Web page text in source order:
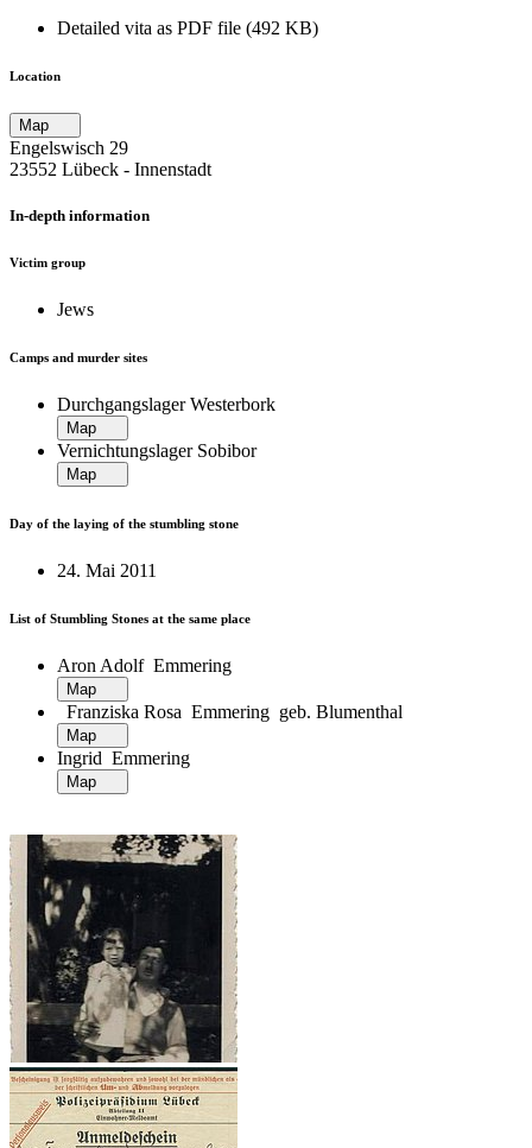
Detailed vita as PDF file (492 KB)
Location
Engelswisch 29
23552 Lübeck ‐ Innenstadt
In-depth information
Victim group
Jews
Camps and murder sites
Durchgangslager Westerbork
Vernichtungslager Sobibor
Day of the laying of the stumbling stone
24. Mai 2011
List of Stumbling Stones at the same place
Aron Adolf Emmering
Franziska Rosa Emmering geb. Blumenthal
Ingrid Emmering